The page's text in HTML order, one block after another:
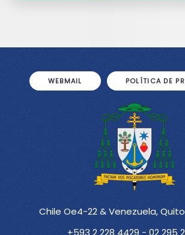
WEBMAIL POLÍTICA DE
Chile Oe4-22 & Venezuela,
+593 2 228 4429 - 02 295